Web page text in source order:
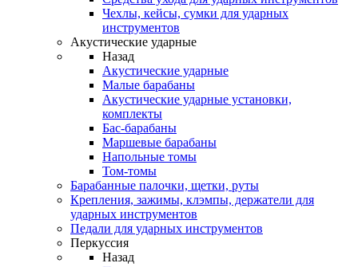
Чехлы, кейсы, сумки для ударных
инструментов
Акустические ударные
Назад
Акустические ударные
Mалые барабаны
Акустические ударные установки,
комплекты
Бас-барабаны
Маршевые барабаны
Напольные томы
Том-томы
Барабанные палочки, щетки, руты
Крепления, зажимы, клэмпы, держатели для
ударных инструментов
Педали для ударных инструментов
Перкуссия
Назад